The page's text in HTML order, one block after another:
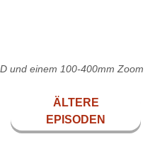
und einem 100-400mm Zoom
ÄLTERE
EPISODEN